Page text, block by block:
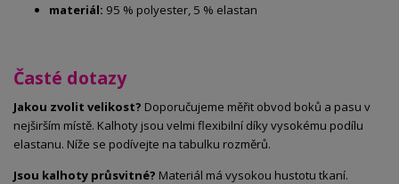
materiál: 95 % polyester, 5 % elastan
Časté dotazy
Jakou zvolit velikost? Doporučujeme měřit obvod boků a pasu v
nejširším místě. Kalhoty jsou velmi flexibilní díky vysokému podílu
elastanu. Níže se podívejte na tabulku rozměrů.
Jsou kalhoty průsvitné? Materiál má vysokou hustotu tkaní.